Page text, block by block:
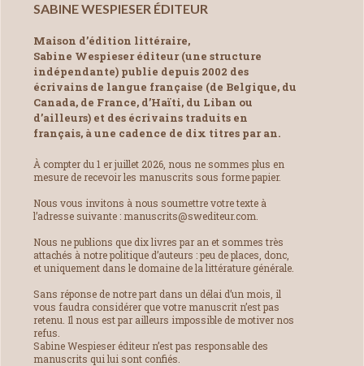
SABINE WESPIESER ÉDITEUR
Maison d’édition littéraire,
Sabine Wespieser éditeur (une structure
indépendante) publie depuis 2002 des
écrivains de langue française (de Belgique, du
Canada, de France, d’Haïti, du Liban ou
d’ailleurs) et des écrivains traduits en
français, à une cadence de dix titres par an.
À compter du 1 er juillet 2026, nous ne sommes plus en
mesure de recevoir les manuscrits sous forme papier.
Nous vous invitons à nous soumettre votre texte à
l’adresse suivante : manuscrits@swediteur.com.
Nous ne publions que dix livres par an et sommes très
attachés à notre politique d’auteurs : peu de places, donc,
et uniquement dans le domaine de la littérature générale.
Sans réponse de notre part dans un délai d’un mois, il
vous faudra considérer que votre manuscrit n’est pas
retenu. Il nous est par ailleurs impossible de motiver nos
refus.
Sabine Wespieser éditeur n’est pas responsable des
manuscrits qui lui sont confiés.